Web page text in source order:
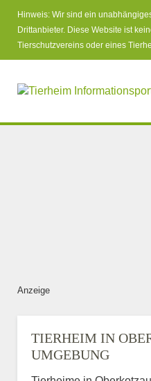
Hinweis: Wir sind ein
Drittanbieter. Diese Website ist
Tierschutzvereins oder eines
Anzeige
TIERHEIM IN
UMGEBUNG